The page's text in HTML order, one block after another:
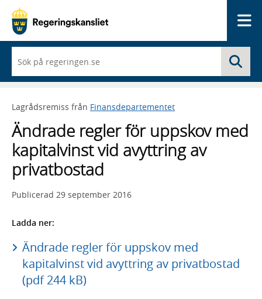
du
börjar
skriva
framträder
en
lista
med
sökförslag
Lagrådsremiss från Finansdepartementet
Ändrade regler för uppskov med
kapitalvinst vid avyttring av
privatbostad
Publicerad 29 september 2016
Ladda ner:
Ändrade regler för uppskov med
kapitalvinst vid avyttring av privatbostad
(pdf 244 kB)